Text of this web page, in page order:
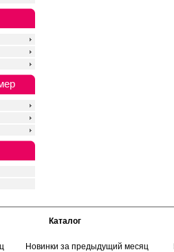
28%
68%
4%
Каталог
Новинки за предыдущий месяц